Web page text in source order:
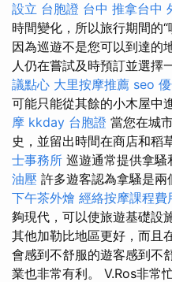
設立 台胞證 台中 推拿台中
時間變化，所以旅行期間的“
因為巡遊不是您可以到達的
人仍在嘗試及時預訂並選擇
議點心 大里按摩推薦 seo
可能只能從其餘的小木屋中
摩 kkday 台胞證 當您在城
史，並留出時間在商店和稻
士事務所 巡遊通常提供拿騷
油壓 許多遊客認為拿騷是兩
下午茶外燴 經絡按摩課程費
夠現代，可以使旅遊基礎設
其他加勒比地區更好，而且
會感到不舒服的遊客感到不
業也非常有利。 V.Ros非常